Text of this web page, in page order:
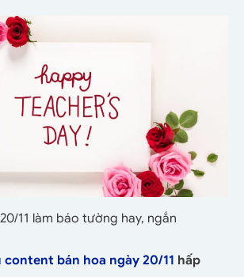
11 làm báo tường hay, ngắn
content bán hoa ngày 20/11 hấp